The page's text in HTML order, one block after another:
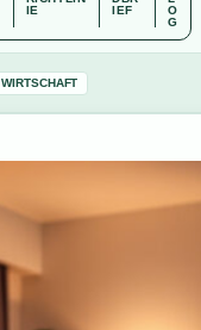
IE
IEF
O
G
WIRTSCHAFT